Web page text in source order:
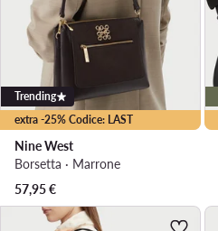
extra -25% Codice: LAST
Trending
Nine West
Borsetta · Marrone
57,95€